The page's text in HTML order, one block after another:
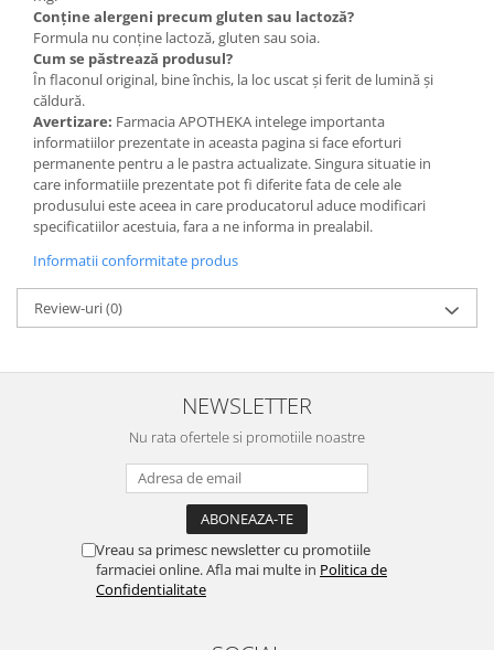
Conține alergeni precum gluten sau lactoză?
Formula nu conține lactoză, gluten sau soia.
Cum se păstrează produsul?
În flaconul original, bine închis, la loc uscat și ferit de lumină și
căldură.
Avertizare: Farmacia APOTHEKA intelege importanta
informatiilor prezentate in aceasta pagina si face eforturi
permanente pentru a le pastra actualizate. Singura situatie in
care informatiile prezentate pot fi diferite fata de cele ale
produsului este aceea in care producatorul aduce modificari
specificatiilor acestuia, fara a ne informa in prealabil.
Informatii conformitate produs
Review-uri(0)
NEWSLETTER
Nu rata ofertele si promotiile noastre
Vreau sa primesc newsletter cu promotiile
farmaciei online. Afla mai multe in Politica de
Confidentialitate